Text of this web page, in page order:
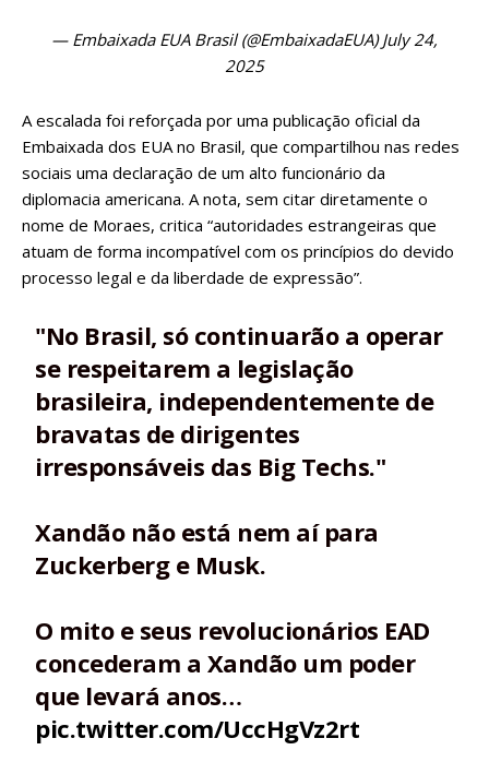
— Embaixada EUA Brasil (@EmbaixadaEUA)July 24,
2025
A escalada foi reforçada por uma publicação oficial da
Embaixada dos EUA no Brasil, que compartilhou nas redes
sociais uma declaração de um alto funcionário da
diplomacia americana. A nota, sem citar diretamente o
nome de Moraes, critica “autoridades estrangeiras que
atuam de forma incompatível com os princípios do devido
processo legal e da liberdade de expressão”.
"No Brasil, só continuarão a operar
se respeitarem a legislação
brasileira, independentemente de
bravatas de dirigentes
irresponsáveis das Big Techs."
Xandão não está nem aí para
Zuckerberg e Musk.
O mito e seus revolucionários EAD
concederam a Xandão um poder
que levará anos…
pic.twitter.com/UccHgVz2rt